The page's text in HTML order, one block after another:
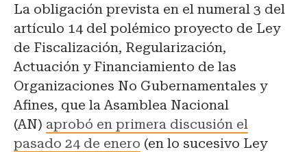
La obligación prevista en el numeral 3 del
artículo 14 del polémico proyecto de Ley
de Fiscalización, Regularización,
Actuación y Financiamiento de las
Organizaciones No Gubernamentales y
Afines, que la Asamblea Nacional
(AN) aprobó en primera discusión el
pasado 24 de enero (en lo sucesivo Ley